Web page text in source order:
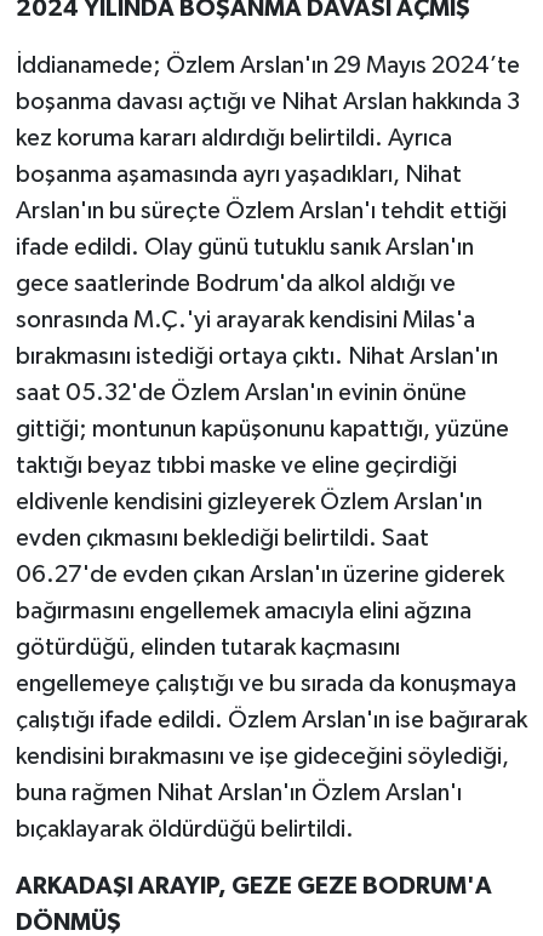
2024 YILINDA BOŞANMA DAVASI AÇMIŞ
İddianamede; Özlem Arslan'ın 29 Mayıs 2024’te
boşanma davası açtığı ve Nihat Arslan hakkında 3
kez koruma kararı aldırdığı belirtildi. Ayrıca
boşanma aşamasında ayrı yaşadıkları, Nihat
Arslan'ın bu süreçte Özlem Arslan'ı tehdit ettiği
ifade edildi. Olay günü tutuklu sanık Arslan'ın
gece saatlerinde Bodrum'da alkol aldığı ve
sonrasında M.Ç.'yi arayarak kendisini Milas'a
bırakmasını istediği ortaya çıktı. Nihat Arslan'ın
saat 05.32'de Özlem Arslan'ın evinin önüne
gittiği; montunun kapüşonunu kapattığı, yüzüne
taktığı beyaz tıbbi maske ve eline geçirdiği
eldivenle kendisini gizleyerek Özlem Arslan'ın
evden çıkmasını beklediği belirtildi. Saat
06.27'de evden çıkan Arslan'ın üzerine giderek
bağırmasını engellemek amacıyla elini ağzına
götürdüğü, elinden tutarak kaçmasını
engellemeye çalıştığı ve bu sırada da konuşmaya
çalıştığı ifade edildi. Özlem Arslan'ın ise bağırarak
kendisini bırakmasını ve işe gideceğini söylediği,
buna rağmen Nihat Arslan'ın Özlem Arslan'ı
bıçaklayarak öldürdüğü belirtildi.
ARKADAŞI ARAYIP, GEZE GEZE BODRUM'A
DÖNMÜŞ